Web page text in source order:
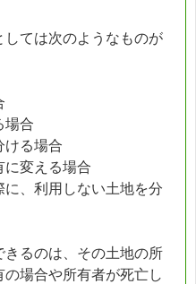
ては次のようなものが
場合
ける場合
に変える場合
に、利用しない土地を分
るのは、その土地の所
場合や所有者が死亡し